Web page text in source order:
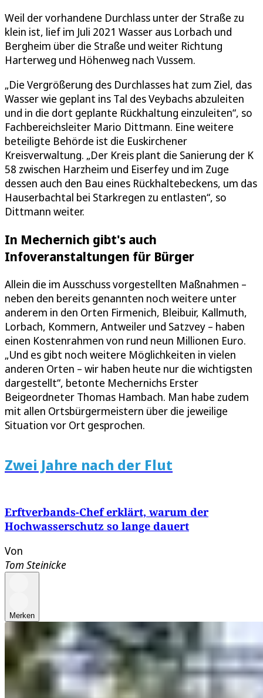
Weil der vorhandene Durchlass unter der Straße zu
klein ist, lief im Juli 2021 Wasser aus Lorbach und
Bergheim über die Straße und weiter Richtung
Harterweg und Höhenweg nach Vussem.
„Die Vergrößerung des Durchlasses hat zum Ziel, das
Wasser wie geplant ins Tal des Veybachs abzuleiten
und in die dort geplante Rückhaltung einzuleiten“, so
Fachbereichsleiter Mario Dittmann. Eine weitere
beteiligte Behörde ist die Euskirchener
Kreisverwaltung. „Der Kreis plant die Sanierung der K
58 zwischen Harzheim und Eiserfey und im Zuge
dessen auch den Bau eines Rückhaltebeckens, um das
Hauserbachtal bei Starkregen zu entlasten“, so
Dittmann weiter.
In Mechernich gibt's auch
Infoveranstaltungen für Bürger
Allein die im Ausschuss vorgestellten Maßnahmen –
neben den bereits genannten noch weitere unter
anderem in den Orten Firmenich, Bleibuir, Kallmuth,
Lorbach, Kommern, Antweiler und Satzvey – haben
einen Kostenrahmen von rund neun Millionen Euro.
„Und es gibt noch weitere Möglichkeiten in vielen
anderen Orten – wir haben heute nur die wichtigsten
dargestellt“, betonte Mechernichs Erster
Beigeordneter Thomas Hambach. Man habe zudem
mit allen Ortsbürgermeistern über die jeweilige
Situation vor Ort gesprochen.
Zwei Jahre nach der Flut
Erftverbands-Chef erklärt, warum der
Hochwasserschutz so lange dauert
Von
Tom Steinicke
Merken